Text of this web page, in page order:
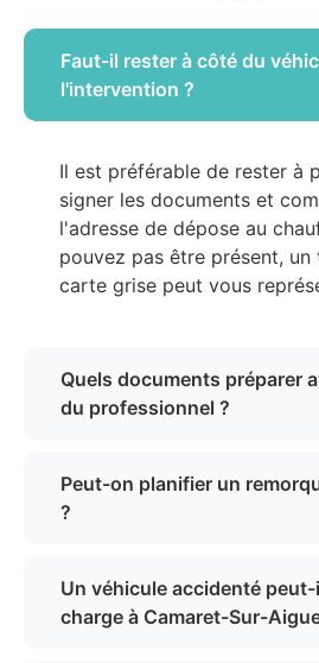
Faut-il rester à côté du
l'intervention ?
Il est préférable de rester à
signer les documents et
l'adresse de dépose au
pouvez pas être présent, un
carte grise peut vous
Quels documents préparer
du professionnel ?
Peut-on planifier un
?
Un véhicule accidenté
charge à Camaret-Sur-